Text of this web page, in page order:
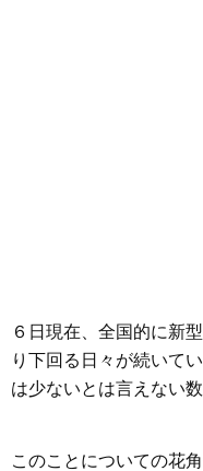
６日現在、全国的に新
り下回る日々が続いて
は少ないとは言えない数
このことについての花